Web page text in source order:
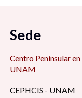
Sede
Centro Peninsular
UNAM
CEPHCIS - UNAM